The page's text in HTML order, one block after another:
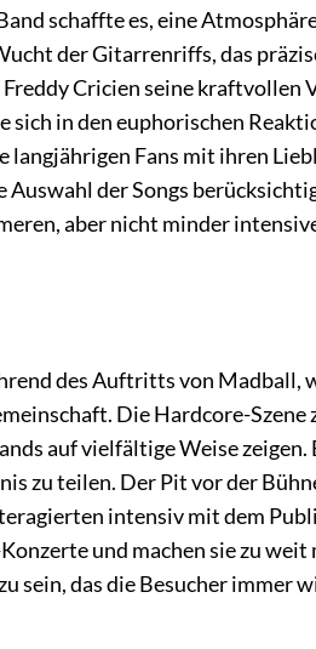
schaffte es, eine
der Gitarrenriffs, das
Cricien seine kraftvollen
sich in den euphorischen
Fans mit ihren
Auswahl der Songs
aber nicht minder
des Auftritts von Madball,
Die Hardcore-Szene
auf vielfältige Weise
zu teilen. Der Pit vor der
intensiv mit dem
und machen sie zu weit
sein, das die Besucher immer